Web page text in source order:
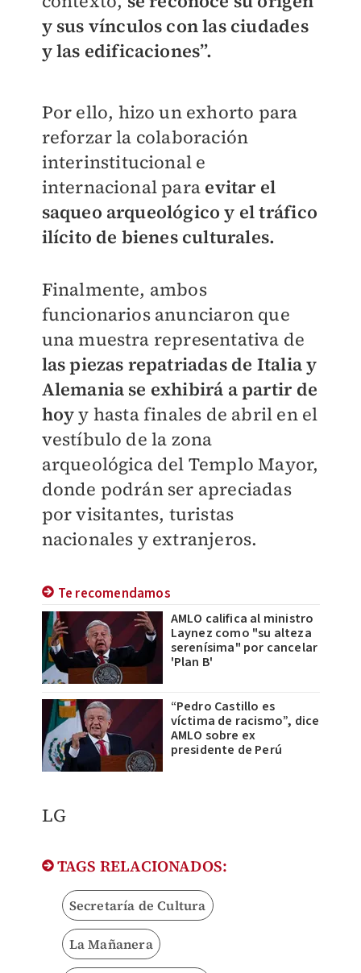
y sus vínculos con las ciudades
y las edificaciones”.
Por ello, hizo un exhorto para
reforzar la colaboración
interinstitucional e
internacional para evitar el
saqueo arqueológico y el tráfico
ilícito de bienes culturales.
Finalmente, ambos
funcionarios anunciaron que
una muestra representativa de
las piezas repatriadas de Italia y
Alemania se exhibirá a partir de
hoyy hasta finales de abril en el
vestíbulo de la zona
arqueológica del Templo Mayor,
donde podrán ser apreciadas
por visitantes, turistas
nacionales y extranjeros.
Te recomendamos
AMLO califica al ministro
Laynez como "su alteza
serenísima" por cancelar
'Plan B'
“Pedro Castillo es
víctima de racismo”, dice
AMLO sobre ex
presidente de Perú
LG
TAGS RELACIONADOS:
Secretaría de Cultura
La Mañanera